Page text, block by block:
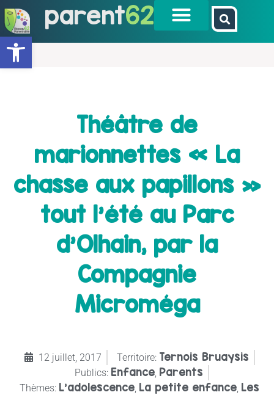
Ouvrir la barre d’outils
parent62
Théâtre de
marionnettes « La
chasse aux papillons »
tout l’été au Parc
d’Olhain, par la
Compagnie
Microméga
12 juillet, 2017 Territoire: Ternois Bruaysis
Publics: Enfance Parents
Thèmes: L’adolescence La petite enfance Les